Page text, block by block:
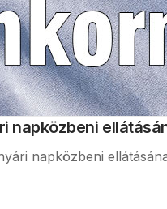
napközbeni
napközbeni